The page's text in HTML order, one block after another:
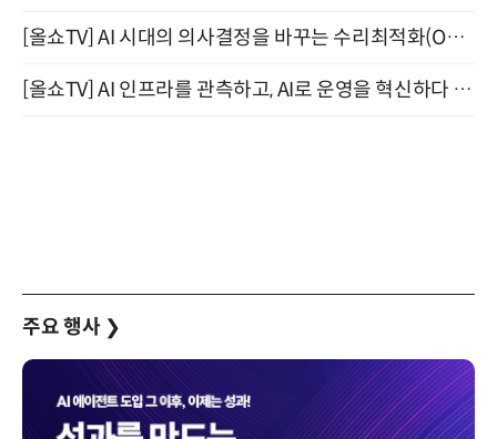
[올쇼TV] AI 시대의 의사결정을 바꾸는 수리최적화(Optimization) 소개 (8/20 생방송)
[올쇼TV] AI 인프라를 관측하고, AI로 운영을 혁신하다 (8월 11일 생방송)
주요 행사 ❯